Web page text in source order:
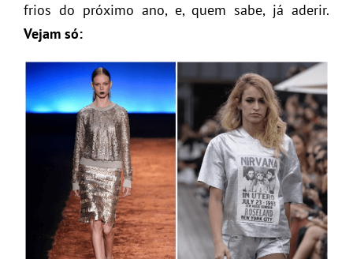
frios do próximo ano, e, quem sabe, já aderir.
Vejam só: